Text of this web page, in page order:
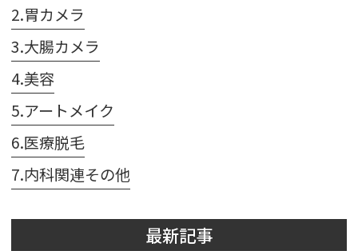
2.胃カメラ
3.大腸カメラ
4.美容
5.アートメイク
6.医療脱毛
7.内科関連その他
最新記事